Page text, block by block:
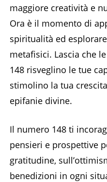
maggiore creatività e
Ora è il momento di
spiritualità ed
metafisici. Lascia che
148 risveglino le tue
stimolino la tua
epifanie divine.
Il numero 148 ti
pensieri e prospettive
gratitudine,
benedizioni in ogni